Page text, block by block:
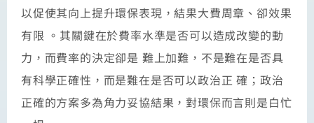
以促使其向上提升環保表現，結果大費周章、卻效果
有限 。其關鍵在於費率水準是否可以造成改變的動
力，而費率的決定卻是 難上加難，不是難在是否具
有科學正確性，而是難在是否可以政治正 確；政治
正確的方案多為角力妥協結果，對環保而言則是白忙